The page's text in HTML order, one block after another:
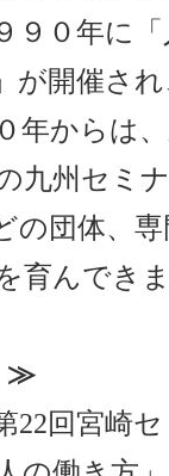
９０年に
が開催さ
年からは
九州セミ
の団体、
育んでき
≫
22回宮崎